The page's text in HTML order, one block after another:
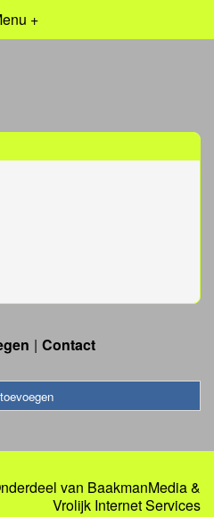
+
Contact
van BaakmanMedia&
Vrolijk Internet Services